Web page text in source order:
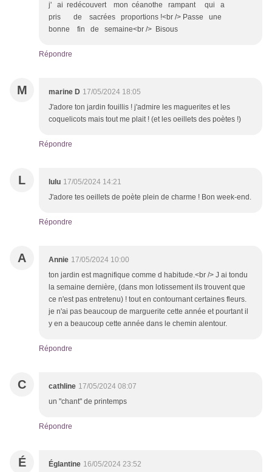
j' ai redécouvert mon céanothe rampant qui a
pris de sacrées proportions !<br /> Passe une
bonne fin de semaine<br /> Bisous
Répondre
M marine D 17/05/2024 18:05
J'adore ton jardin fouillis ! j'admire les maguerites et les
coquelicots mais tout me plait ! (et les oeillets des poètes !)
Répondre
L lulu 17/05/2024 14:21
J'adore tes oeillets de poète plein de charme ! Bon week-end.
Répondre
A Annie 17/05/2024 10:00
ton jardin est magnifique comme d habitude.<br /> J ai tondu
la semaine dernière, (dans mon lotissement ils trouvent que
ce n'est pas entretenu) ! tout en contournant certaines fleurs.
je n'ai pas beaucoup de marguerite cette année et pourtant il
y en a beaucoup cette année dans le chemin alentour.
Répondre
C cathline 17/05/2024 08:07
un "chant" de printemps
Répondre
É Églantine 16/05/2024 23:52